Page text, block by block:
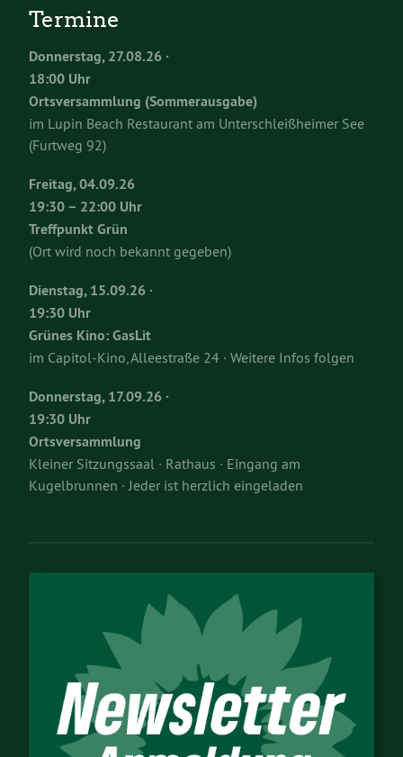
Termine
Donnerstag, 27.08.26 ·
18:00 Uhr
Ortsversammlung (Sommerausgabe)
im Lupin Beach Restaurant am Unterschleißheimer See
(Furtweg 92)
Freitag, 04.09.26
19:30 – 22:00 Uhr
Treffpunkt Grün
(Ort wird noch bekannt gegeben)
Dienstag, 15.09.26 ·
19:30 Uhr
Grünes Kino: GasLit
im Capitol-Kino, Alleestraße 24 · Weitere Infos folgen
Donnerstag, 17.09.26 ·
19:30 Uhr
Ortsversammlung
Kleiner Sitzungssaal · Rathaus · Eingang am
Kugelbrunnen · Jeder ist herzlich eingeladen